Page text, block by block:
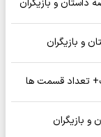
و بازیگران
تعداد قسمت ها
بازیگران